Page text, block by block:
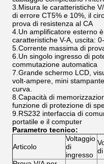
3.Misura le caratteristiche
di errore CT5% e 10%, il
prova di resistenza al CA
4.Un amplificatore esterno
caratteristiche V-A, uscita:
5.Corrente massima di
6.Un singolo ingresso di
commutazione automatica
7.Grande schermo LCD,
volt-ampere, mini
curva.
8.Capacità di
funzione di protezione di
9.RS232 interfaccia di
portatile e il computer
Parametro tecnico:
Articolo
Voltaggio
di
ingresso